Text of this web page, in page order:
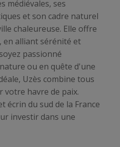
médiévales, ses
et son cadre naturel
chaleureuse. Elle offre
en alliant sérénité et
passionné
ou en quête d'une
Uzès combine tous
votre havre de paix.
écrin du sud de la France
investir dans une